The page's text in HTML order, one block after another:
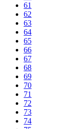
61
62
63
64
65
66
67
68
69
70
71
72
73
74